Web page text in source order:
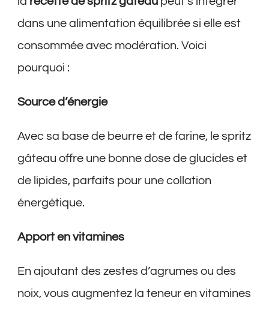
dans une alimentation équilibrée si elle est
consommée avec modération. Voici
pourquoi :
Source d’énergie
Avec sa base de beurre et de farine, le spritz
gâteau offre une bonne dose de glucides et
de lipides, parfaits pour une collation
énergétique.
Apport en vitamines
En ajoutant des zestes d’agrumes ou des
noix, vous augmentez la teneur en vitamines